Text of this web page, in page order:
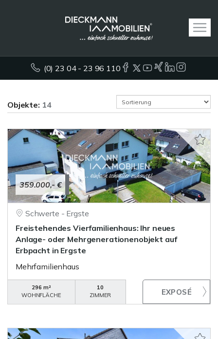
(0) 23 04 - 23 96 110
Objekte: 14
359.000,- €
Schwerte - Ergste
Freistehendes Vierfamilienhaus: Ihr neues
Anlage- oder Mehrgenerationenobjekt auf
Erbpacht in Ergste
Mehrfamilienhaus
296 m²
WOHNFLÄCHE
10
ZIMMER